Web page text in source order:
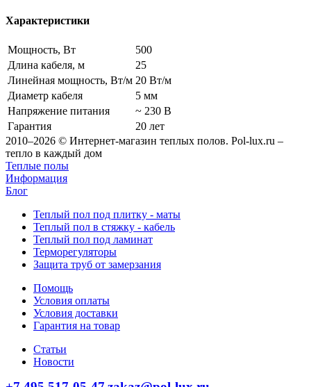
Характеристики
Мощность, Вт
500
Длина кабеля, м
25
Линейная мощность, Вт/м 20 Вт/м
Диаметр кабеля
5 мм
Напряжение питания
~ 230 В
Гарантия
20 лет
2010–2026 © Интернет-магазин теплых полов. Pol-lux.ru –
тепло в каждый дом
Теплые полы
Информация
Блог
Теплый пол под плитку - маты
Теплый пол в стяжку - кабель
Теплый пол под ламинат
Терморегуляторы
Защита труб от замерзания
Помощь
Условия оплаты
Условия доставки
Гарантия на товар
Статьи
Новости